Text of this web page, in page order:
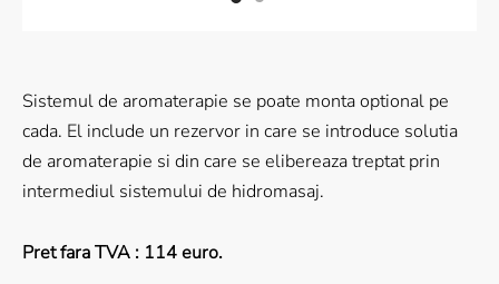
Sistemul de aromaterapie se poate monta optional pe
cada. El include un rezervor in care se introduce solutia
de aromaterapie si din care se elibereaza treptat prin
intermediul sistemului de hidromasaj.
Pret fara TVA : 114 euro.